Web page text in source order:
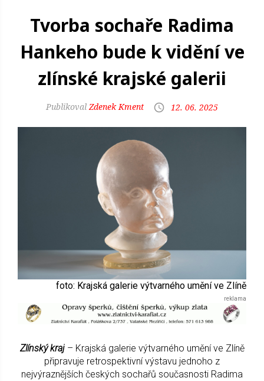
Tvorba sochaře Radima
Hankeho bude k vidění ve
zlínské krajské galerii
Zdenek Kment 12. 06. 2025
foto: Krajská galerie výtvarného umění ve Zlíně
Zlínský kraj– Krajská galerie výtvarného umění ve Zlíně
připravuje retrospektivní výstavu jednoho z
nejvýraznějších českých sochařů současnosti Radima